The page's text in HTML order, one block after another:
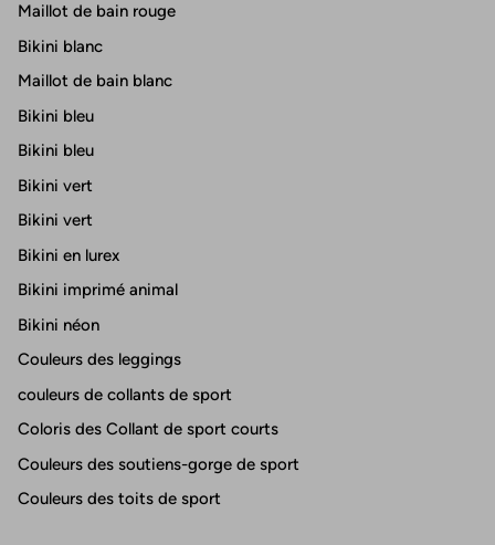
Maillot de bain rouge
Bikini blanc
Maillot de bain blanc
Bikini bleu
Bikini bleu
Bikini vert
Bikini vert
Bikini en lurex
Bikini imprimé animal
Bikini néon
Couleurs des leggings
couleurs de collants de sport
Coloris des Collant de sport courts
Couleurs des soutiens-gorge de sport
Couleurs des toits de sport